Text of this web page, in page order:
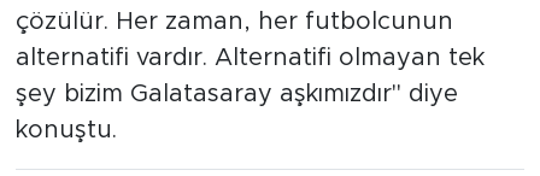
çözülür. Her zaman, her futbolcunun
alternatifi vardır. Alternatifi olmayan tek
şey bizim Galatasaray aşkımızdır" diye
konuştu.